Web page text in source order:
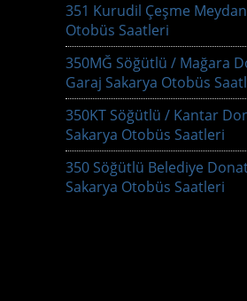
351 Kurudil Çeşme
Otobüs Saatleri
350MĞ Söğütlü / Mağara
Garaj Sakarya Otobüs
350KT Söğütlü / Kantar
Sakarya Otobüs Saatleri
350 Söğütlü Belediye
Sakarya Otobüs Saatleri